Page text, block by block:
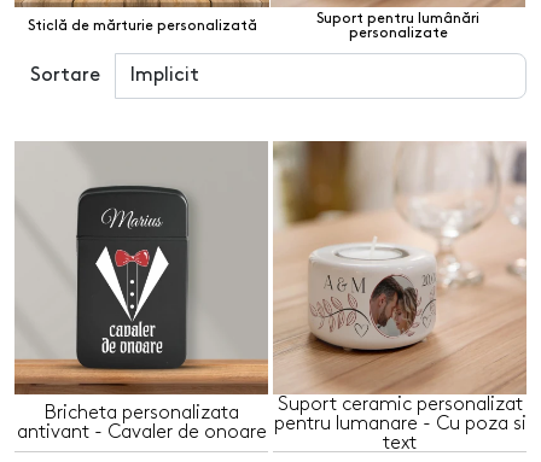
Sticlă de mărturie personalizată
Suport pentru lumânări
personalizate
Sortare
Bricheta personalizata
antivant - Cavaler de onoare
Suport ceramic personalizat
pentru lumanare - Cu poza si
text